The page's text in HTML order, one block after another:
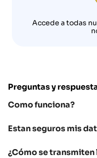
Accede a todas
Preguntas y
Como funciona?
Estan seguros mis
¿Cómo se